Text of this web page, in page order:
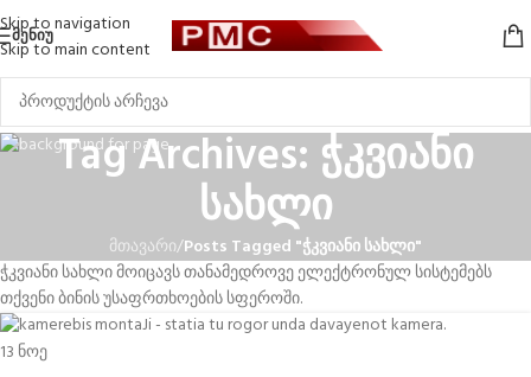
Skip to navigation
Skip to main content
ᲛᲔᲜᲘᲣ
Tag Archives: ჭკვიანი
სახლი
მთავარი/Posts Tagged "ჭკვიანი სახლი"
ჭკვიანი სახლი მოიცავს თანამედროვე ელექტრონულ სისტემებს
თქვენი ბინის უსაფრთხოების სფეროში.
13 ნოე